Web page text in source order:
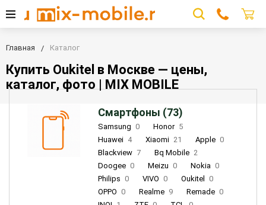
Главная Каталог
Купить Oukitel в Москве — цены,
каталог, фото | MIX MOBILE
Смартфоны (73)
Samsung 0 Honor 5
Huawei 4 Xiaomi 21 Apple 0
Blackview 7 Bq Mobile 2
Doogee 0 Meizu 0 Nokia 0
Philips 0 VIVO 0 Oukitel
0
OPPO 0 Realme 9 Remade 0